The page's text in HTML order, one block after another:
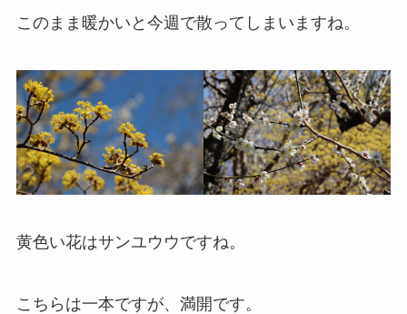
このまま暖かいと今週で散ってしまいますね。
黄色い花はサンユウウですね。
こちらは一本ですが、満開です。